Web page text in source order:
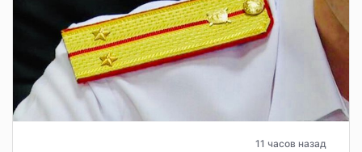
11 часов назад